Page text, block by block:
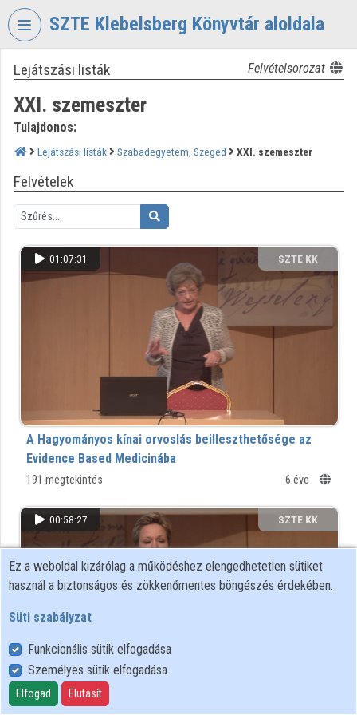
Fejléc kihagyása
SZTE Klebelsberg Könyvtár aloldala
VIDEOTORIUM
SZTE
KLEBELSBERG
KÖNYVTÁR
Intézményi kezdőlap
Bejelentkezés
Intézményi felfedezés
Kategóriák
Lejátszási listák Felvételsorozat
XXI. szemeszter
Tulajdonos:
Lejátszási listák Szabadegyetem, Szeged XXI. szemeszter
Felvételek
01:07:31 SZTE KK
A Hagyományos kínai orvoslás beilleszthetősége az
Evidence Based Medicinába
191 megtekintés 6 éve
00:58:27 SZTE KK
Újmódi bűn és régimódi bűnhődés? A XXI. századi
Ez a weboldal kizárólag a működéshez elengedhetetlen sütiket
használ a biztonságos és zökkenőmentes böngészés érdekében.
Süti szabályzat
Funkcionális sütik elfogadása
Személyes sütik elfogadása
Elfogad Elutasít